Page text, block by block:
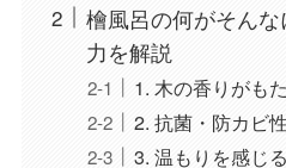
檜風呂の何がそん
力を解説
1. 木の香りがも
2. 抗菌・防カビ
3. 温もりを感じ